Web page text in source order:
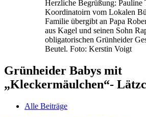
Herzliche Begrüßung: Pauline
Koordinatoirn vom Lokalen
Familie übergibt an Papa
aus Kagel und seinen Sohn
obligatorischen Grünheider
Beutel. Foto: Kerstin Voigt
Grünheider Babys mit
„Kleckermäulchen“-
Alle Beiträge